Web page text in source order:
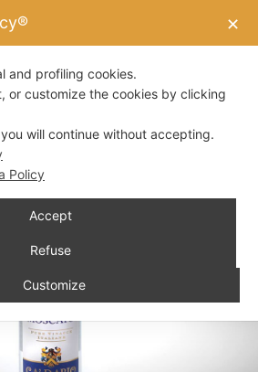
✕
and profiling cookies.
or customize the cookies by clicking
will continue without accepting.
Policy
Accept
Refuse
Customize